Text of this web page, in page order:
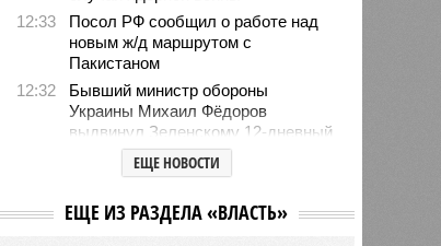
12:33
Посол РФ сообщил о работе над
новым ж/д маршрутом с
Пакистаном
12:32
Бывший министр обороны
Украины Михаил Фёдоров
выдвинул Зеленскому 12-дневный
ультиматум
Удары США лишь замедлили
Решивший сделать эвтаназию
ЕЩЕ НОВОСТИ
ЕЩЕ ИЗ РАЗДЕЛА «ВЛАСТЬ»